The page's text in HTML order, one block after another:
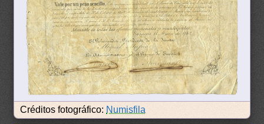
Créditos fotográfico: Numisfila